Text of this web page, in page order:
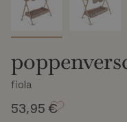
fiola
53,95 €